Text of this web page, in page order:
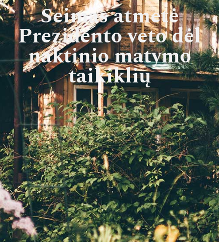
Seimas atmetė
Prezidento veto dėl
naktinio matymo
taikiklių